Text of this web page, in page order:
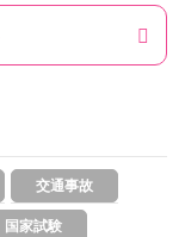
交通事故
国家試験